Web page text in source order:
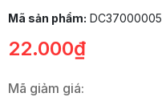
Mã sản phẩm: DC37000005
22.000₫
Mã giảm giá: